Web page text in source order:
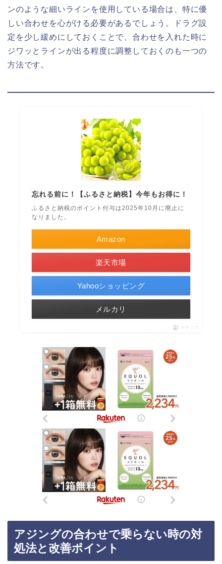
ンのような細いラインを使用している場合は、特に優
しい合わせを心がける必要があるでしょう。ドラグ設
定を少し緩めにしておくことで、合わせを入れた時に
ジワッとラインが出る程度に調整しておくのも一つの
方法です。
忘れる前に！【ふるさと納税】今年もお得に！
ふるさと納税のポイント付与は2025年10月に廃止に
なりました。
Amazon
楽天市場
Yahooショッピング
メルカリ
ポチップ
アジングの合わせで乗らない時の対
処法と改善ポイント